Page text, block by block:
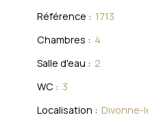
Référence : 1713
Chambres : 4
Salle d'eau : 2
WC : 3
Localisation : Divonne-